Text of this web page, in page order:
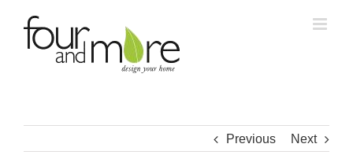
content
Previous Next